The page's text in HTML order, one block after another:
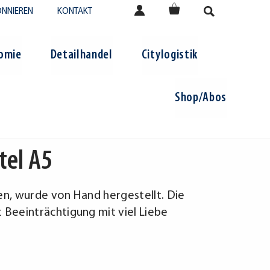
KONTAKT
Detailhandel Citylogistik
Shop/Abos
A5
wurde von Hand hergestellt. Die
mit viel Liebe